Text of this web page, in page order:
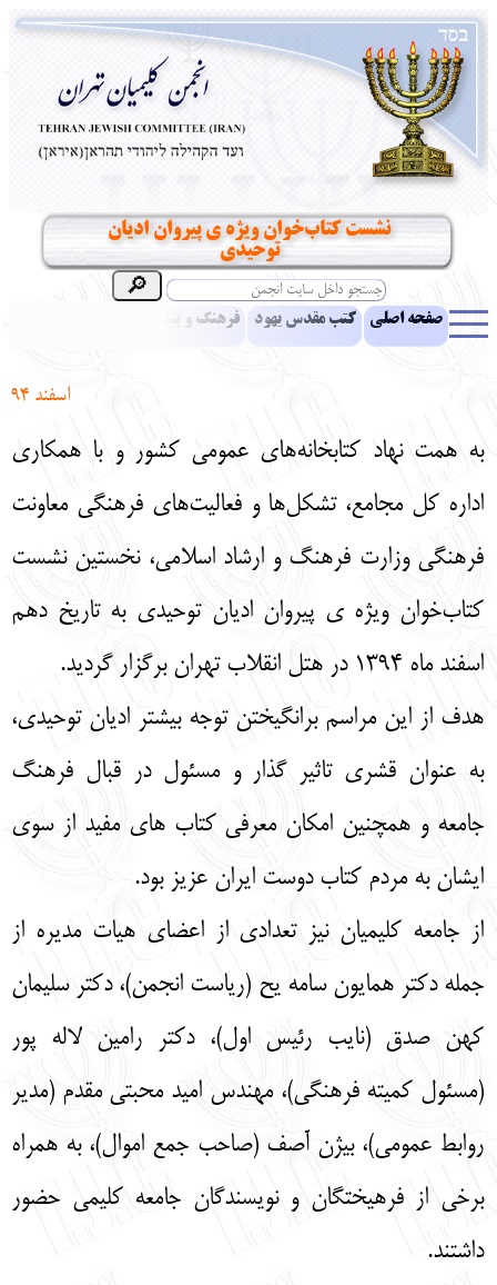
نشست كتاب‌خوان ويژه ی پيروان اديان
توحيدی
صفحه اصلی کتب مقدس یهود فرهنگ و بینش یهود
نهاد های انجمن پرسش و پاسخ انتقادات و پیشنهادات
English עברית
اسفند 94
به همت نهاد كتابخانه‌های عمومی كشور و با همکاری
اداره كل مجامع، تشكل‌ها و فعاليت‌های فرهنگی معاونت
فرهنگي وزارت فرهنگ و ارشاد اسلامی، نخستین نشست
كتاب‌خوان ويژه ی پيروان اديان توحيدی به تاریخ دهم
اسفند ماه 1394 در هتل انقلاب تهران برگزار گردید.
هدف از این مراسم برانگیختن توجه بیشتر اديان توحيدی،
به عنوان قشری تاثیر گذار و مسئول در قبال فرهنگ
جامعه و همچنین امکان معرفی کتاب های مفید از سوی
ایشان به مردم کتاب دوست ایران عزیز بود.
از جامعه کلیمیان نیز تعدادی از اعضای هیات مدیره از
جمله دکتر همایون سامه یح (ریاست انجمن)، دکتر سلیمان
کهن صدق (نایب رئیس اول)، دکتر رامین لاله پور
(مسئول کمیته فرهنگی)، مهندس امید محبتی مقدم (مدیر
روابط عمومی)، بیژن آصف (صاحب جمع اموال)، به همراه
برخی از فرهیختگان و نويسندگان جامعه کلیمی حضور
داشتند.